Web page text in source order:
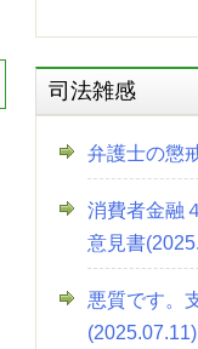
司法雑感
弁護士の懲
消費者金融
意見書
悪質です。
(2025.07.11)